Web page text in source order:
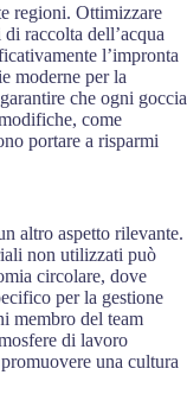
regioni. Ottimizzare
di raccolta dell’acqua
l’impronta
moderne per la
che ogni goccia
come
portare a risparmi
altro aspetto rilevante.
non utilizzati può
circolare, dove
per la gestione
membro del team
di lavoro
una cultura